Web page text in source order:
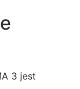
3 jest